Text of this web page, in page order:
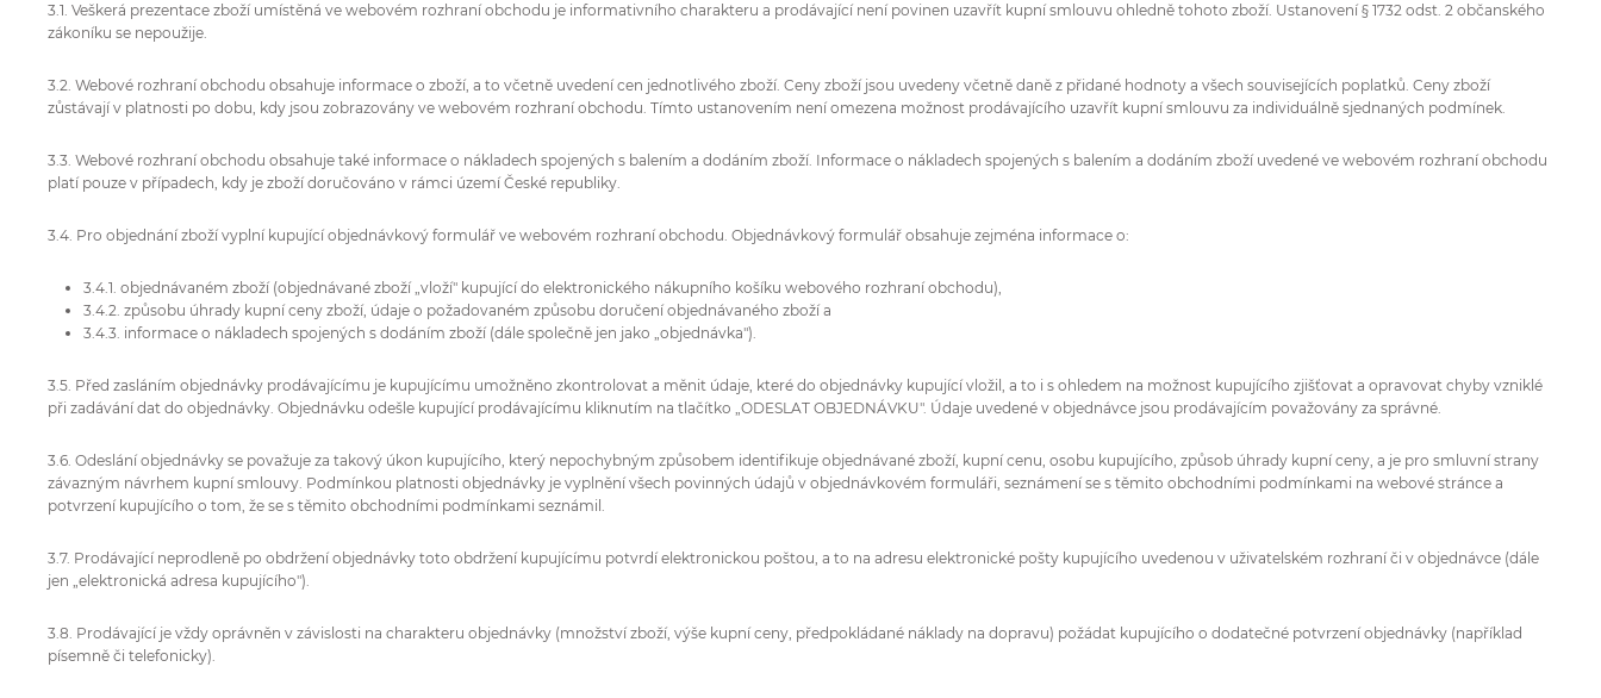
3.1. Veškerá prezentace zboží umístěná ve webovém rozhraní obchodu je informativního charakteru a prodávající není povinen uzavřít kupní smlouvu ohledně tohoto zboží. Ustanovení § 1732 odst. 2 občanského
zákoníku se nepoužije.
3.2. Webové rozhraní obchodu obsahuje informace o zboží, a to včetně uvedení cen jednotlivého zboží. Ceny zboží jsou uvedeny včetně daně z přidané hodnoty a všech souvisejících poplatků. Ceny zboží
zůstávají v platnosti po dobu, kdy jsou zobrazovány ve webovém rozhraní obchodu. Tímto ustanovením není omezena možnost prodávajícího uzavřít kupní smlouvu za individuálně sjednaných podmínek.
3.3. Webové rozhraní obchodu obsahuje také informace o nákladech spojených s balením a dodáním zboží. Informace o nákladech spojených s balením a dodáním zboží uvedené ve webovém rozhraní obchodu
platí pouze v případech, kdy je zboží doručováno v rámci území České republiky.
3.4. Pro objednání zboží vyplní kupující objednávkový formulář ve webovém rozhraní obchodu. Objednávkový formulář obsahuje zejména informace o:
3.4.1. objednávaném zboží (objednávané zboží „vloží" kupující do elektronického nákupního košíku webového rozhraní obchodu),
3.4.2. způsobu úhrady kupní ceny zboží, údaje o požadovaném způsobu doručení objednávaného zboží a
3.4.3. informace o nákladech spojených s dodáním zboží (dále společně jen jako „objednávka").
3.5. Před zasláním objednávky prodávajícímu je kupujícímu umožněno zkontrolovat a měnit údaje, které do objednávky kupující vložil, a to i s ohledem na možnost kupujícího zjišťovat a opravovat chyby vzniklé
při zadávání dat do objednávky. Objednávku odešle kupující prodávajícímu kliknutím na tlačítko „ODESLAT OBJEDNÁVKU". Údaje uvedené v objednávce jsou prodávajícím považovány za správné.
3.6. Odeslání objednávky se považuje za takový úkon kupujícího, který nepochybným způsobem identifikuje objednávané zboží, kupní cenu, osobu kupujícího, způsob úhrady kupní ceny, a je pro smluvní strany
závazným návrhem kupní smlouvy. Podmínkou platnosti objednávky je vyplnění všech povinných údajů v objednávkovém formuláři, seznámení se s těmito obchodními podmínkami na webové stránce a
potvrzení kupujícího o tom, že se s těmito obchodními podmínkami seznámil.
3.7. Prodávající neprodleně po obdržení objednávky toto obdržení kupujícímu potvrdí elektronickou poštou, a to na adresu elektronické pošty kupujícího uvedenou v uživatelském rozhraní či v objednávce (dále
jen „elektronická adresa kupujícího").
3.8. Prodávající je vždy oprávněn v závislosti na charakteru objednávky (množství zboží, výše kupní ceny, předpokládané náklady na dopravu) požádat kupujícího o dodatečné potvrzení objednávky (například
písemně či telefonicky).